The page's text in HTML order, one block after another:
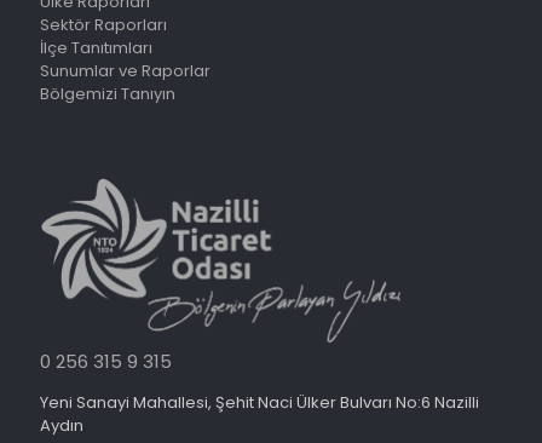
Sektör Raporları
İlçe Tanıtımları
Sunumlar ve Raporlar
Bölgemizi Tanıyın
0 256 315 9 315
Yeni Sanayi Mahallesi, Şehit Naci Ülker Bulvarı No:6 Nazilli
Aydın